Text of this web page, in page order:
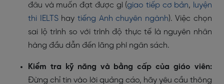
đâu và muốn đạt được gì (giao tiếp cơ bản, luyện
thi IELTShay tiếng Anh chuyên ngành). Việc chọn
sai lộ trình so với trình độ thực tế là nguyên nhân
hàng đầu dẫn đến lãng phí ngân sách.
Kiểm tra kỹ năng và bằng cấp của giáo viên:
Đừng chỉ tin vào lời quảng cáo, hãy yêu cầu thông